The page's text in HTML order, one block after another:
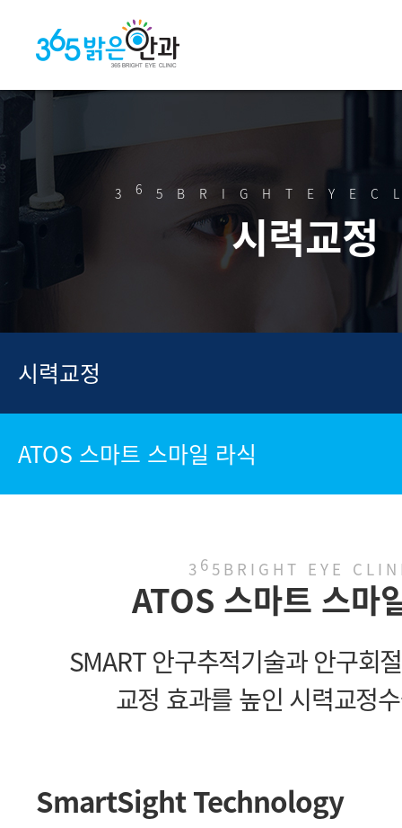
3 6
시력교정
시력교정
ATOS 스마트 스마일 라식
3 6 5BRIGHT EYE
ATOS 스마트 스마
SMART 안구추적기술과 안구회
교정 효과를 높인 시력교정
SmartSight Technology